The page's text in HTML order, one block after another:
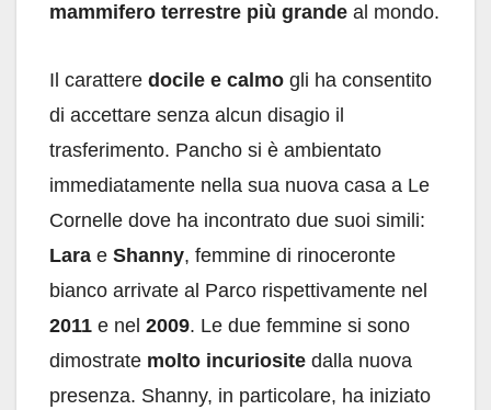
mammifero terrestre più grande al mondo.
Il carattere docile e calmo gli ha consentito
di accettare senza alcun disagio il
trasferimento. Pancho si è ambientato
immediatamente nella sua nuova casa a Le
Cornelle dove ha incontrato due suoi simili:
Lara e Shanny, femmine di rinoceronte
bianco arrivate al Parco rispettivamente nel
2011 e nel 2009. Le due femmine si sono
dimostrate molto incuriosite dalla nuova
presenza. Shanny, in particolare, ha iniziato